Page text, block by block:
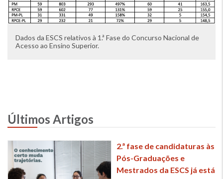
Dados da ESCS relativos à 1.ª Fase do Concurso Nacional de
Acesso ao Ensino Superior.
Últimos Artigos
2.ª fase de candidaturas às
Pós-Graduações e
Mestrados da ESCS já está